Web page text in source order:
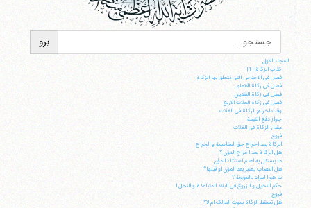
المجلد الاول
کتاب الزکاة |1|
فصل فی الاجناس التی تتعلق بها الزکاة
فصل فی زکاة الانعام
فصل فی زکاة النقدین
فصل فی زکاة الغلات الاربع
وقت اخراج الزکاة فی الغلات
جواز دفع القیمة
مقدار الزکاة فی الغلات
فروع
الزکاة بعد اخراج حق المقاسمة و الخراج
هل الزکاة بعد اخراج المؤن ؟
ما یستدل به لعدم استثناء المؤن
هل النصاب یعتبر بعد المؤن او قبلها؟
ما هو ا لمراد بالمؤونة ؟
حکم النخیل و الزروع فی البلاد المتباعدة و النخل ا
فروع
هل تسقط الزکاة بموت المالک ام لا؟